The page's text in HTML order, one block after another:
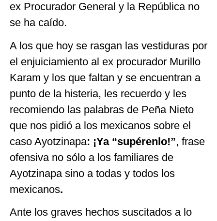
ex Procurador General y la República no
se ha caído.
A los que hoy se rasgan las vestiduras por
el enjuiciamiento al ex procurador Murillo
Karam y los que faltan y se encuentran a
punto de la histeria, les recuerdo y les
recomiendo las palabras de Peña Nieto
que nos pidió a los mexicanos sobre el
caso Ayotzinapa: ¡Ya “supérenlo!”, frase
ofensiva no sólo a los familiares de
Ayotzinapa sino a todas y todos los
mexicanos.
Ante los graves hechos suscitados a lo